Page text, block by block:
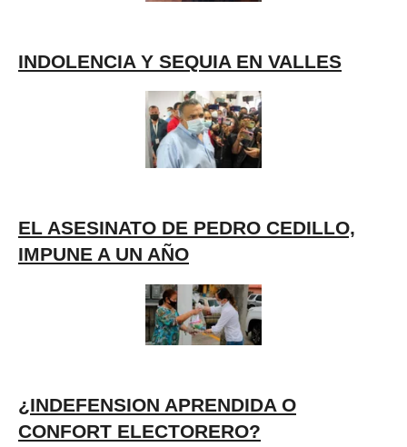
INDOLENCIA Y SEQUIA EN VALLES
EL ASESINATO DE PEDRO CEDILLO,
IMPUNE A UN AÑO
¿INDEFENSION APRENDIDA O
CONFORT ELECTORERO?